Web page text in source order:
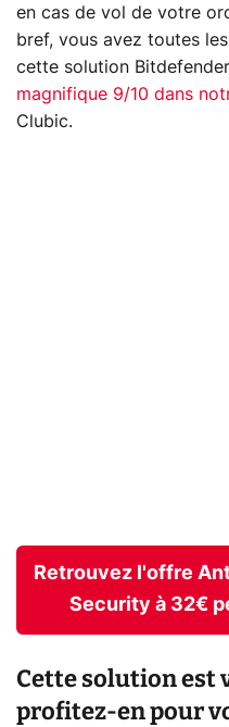
en cas de vol de votre
bref, vous avez toutes
cette solution
magnifique 9/10 dans
Clubic.
Retrouvez l'offre
Security à 32€
Cette solution est
profitez-en pour